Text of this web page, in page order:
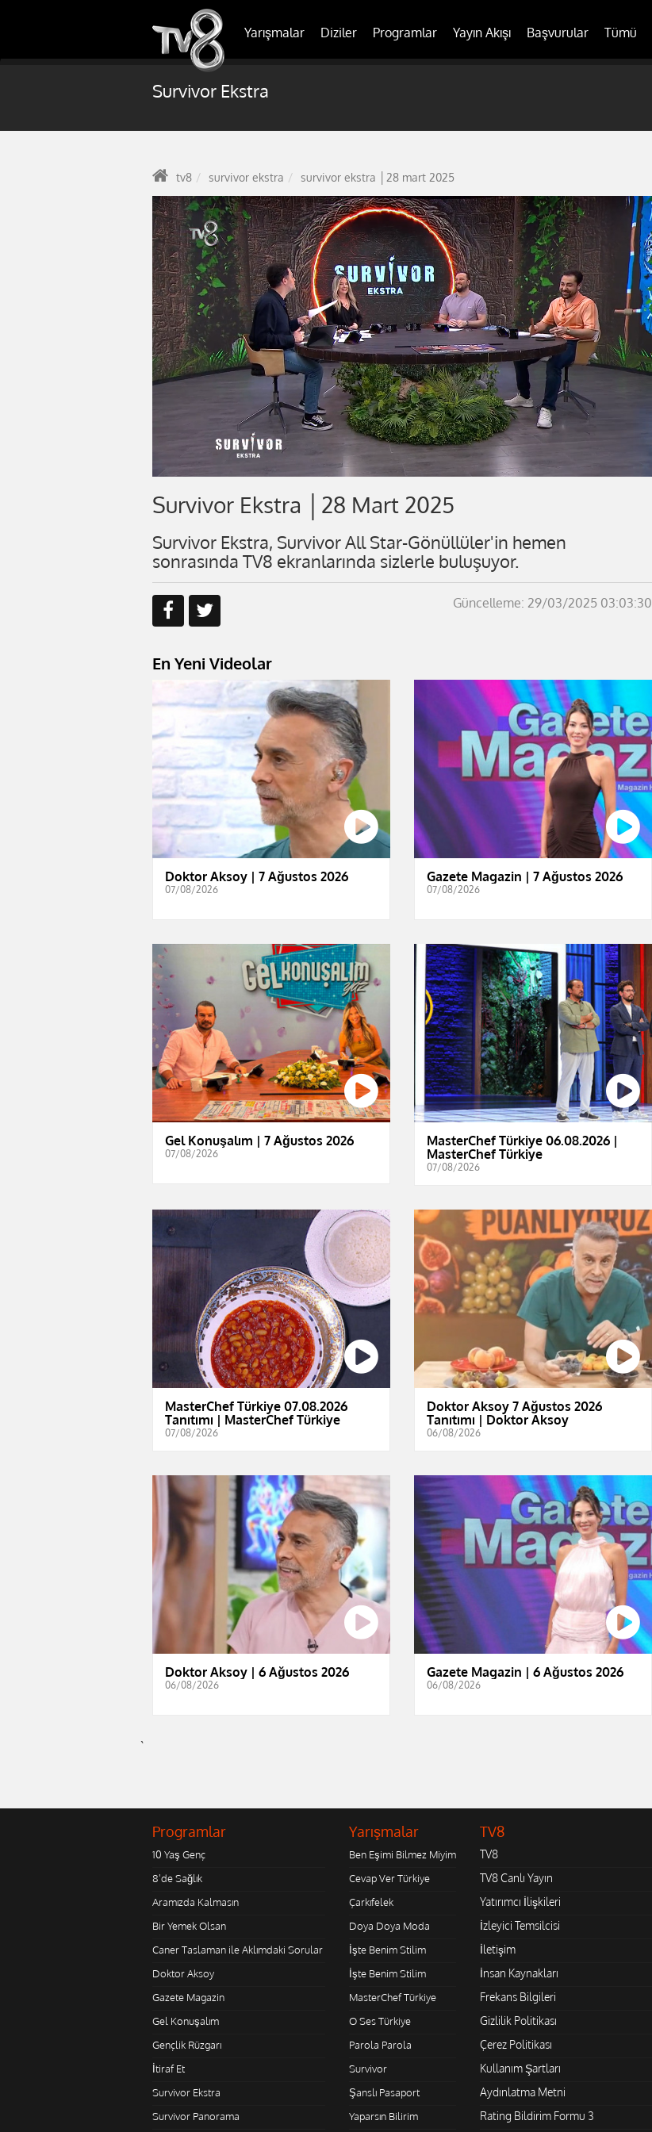
Yarışmalar Diziler Programlar Yayın Akışı Başvurular Tümü
Survivor Ekstra
tv8 survivor ekstra survivor ekstra │28 mart 2025
Survivor Ekstra │28 Mart 2025
Survivor Ekstra, Survivor All Star-Gönüllüler'in hemen
sonrasında TV8 ekranlarında sizlerle buluşuyor.
Güncelleme: 29/03/2025 03:03:30
En Yeni Videolar
Doktor Aksoy | 7 Ağustos 2026
07/08/2026
Gazete Magazin | 7 Ağustos 2026
07/08/2026
Gel Konuşalım | 7 Ağustos 2026
07/08/2026
MasterChef Türkiye 06.08.2026 |
MasterChef Türkiye
07/08/2026
MasterChef Türkiye 07.08.2026
Tanıtımı | MasterChef Türkiye
07/08/2026
Doktor Aksoy 7 Ağustos 2026
Tanıtımı | Doktor Aksoy
06/08/2026
Doktor Aksoy | 6 Ağustos 2026
06/08/2026
Gazete Magazin | 6 Ağustos 2026
06/08/2026
`
Programlar
10 Yaş Genç
8'de Sağlık
Aramızda Kalmasın
Bir Yemek Olsan
Caner Taslaman ile Aklımdaki Sorular
Doktor Aksoy
Gazete Magazin
Gel Konuşalım
Gençlik Rüzgarı
İtiraf Et
Survivor Ekstra
Survivor Panorama
Yarışmalar
Ben Eşimi Bilmez Miyim
Cevap Ver Türkiye
Çarkıfelek
Doya Doya Moda
İşte Benim Stilim
İşte Benim Stilim
MasterChef Türkiye
O Ses Türkiye
Parola Parola
Survivor
Şanslı Pasaport
Yaparsın Bilirim
TV8
TV8
TV8 Canlı Yayın
Yatırımcı İlişkileri
İzleyici Temsilcisi
İletişim
İnsan Kaynakları
Frekans Bilgileri
Gizlilik Politikası
Çerez Politikası
Kullanım Şartları
Aydınlatma Metni
Rating Bildirim Formu 3